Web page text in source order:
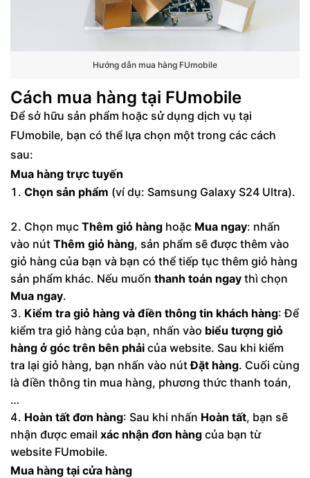
Hướng dẫn mua hàng FUmobile
Cách mua hàng tại FUmobile
Để sở hữu sản phẩm hoặc sử dụng dịch vụ tại
FUmobile, bạn có thể lựa chọn một trong các cách
sau:
Mua hàng trực tuyến
Chọn sản phẩm (ví dụ: Samsung Galaxy S24 Ultra).
Chọn mục Thêm giỏ hàng hoặc Mua ngay: nhấn
vào nút Thêm giỏ hàng, sản phẩm sẽ được thêm vào
giỏ hàng của bạn và bạn có thể tiếp tục thêm giỏ hàng
sản phẩm khác. Nếu muốn thanh toán ngay thì chọn
Mua ngay.
Kiểm tra giỏ hàng và điền thông tin khách hàng: Để
kiểm tra giỏ hàng của bạn, nhấn vào biểu tượng giỏ
hàng ở góc trên bên phải của website. Sau khi kiểm
tra lại giỏ hàng, bạn nhấn vào nútĐặt hàng. Cuối cùng
là điền thông tin mua hàng, phương thức thanh toán,
…
Hoàn tất đơn hàng: Sau khi nhấn Hoàn tất, bạn sẽ
nhận được email xác nhận đơn hàng của bạn từ
website FUmobile.
Mua hàng tại cửa hàng